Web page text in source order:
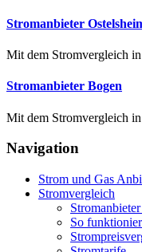
Stromanbieter
Mit dem Stromvergleich
Stromanbieter Bogen
Mit dem Stromvergleich
Navigation
Strom und Gas
Stromvergleich
So